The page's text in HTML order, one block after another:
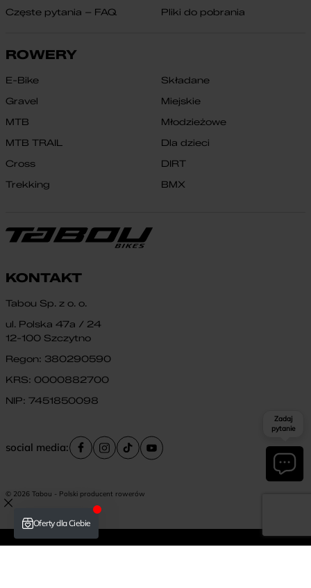
Częste pytania – FAQ
Pliki do pobrania
ROWERY
E-Bike
Gravel
MTB
MTB TRAIL
Cross
Trekking
Składane
Miejskie
Młodzieżowe
Dla dzieci
DIRT
BMX
KONTAKT
Tabou Sp. z o. o.
ul. Polska 47a / 24
12-100 Szczytno
Regon: 380290590
KRS: 0000882700
NIP: 7451850098
social media:
© 2026 Tabou - Polski producent rowerów
Zadaj
pytanie